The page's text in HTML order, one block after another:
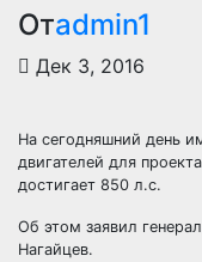
Отadmin1
Дек 3, 2016
На сегодняшний день
двигателей для
достигает 850 л.с.
Об этом заявил
Нагайцев.